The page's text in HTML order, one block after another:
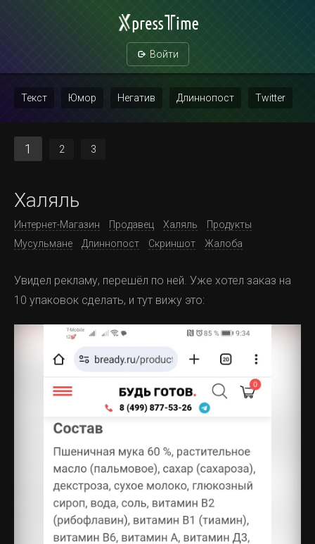
Войти
Текст Юмор Негатив Длиннопост Twitter
1 2 3
Халяль
Интернет-Магазин Продавец Халяль
Продукты
Мусульмане
Длиннопост Скриншот Жалоба
Увидел рекламу, перешёл по ней. Уже хотел заказ на
10 упаковок сделать, и тут вижу это: